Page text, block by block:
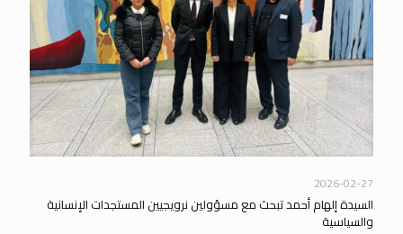
2026-02-27
السيدة إلهام أحمد تبحث مع مسؤولين نرويجيين المستجدات الإنسانية
والسياسية